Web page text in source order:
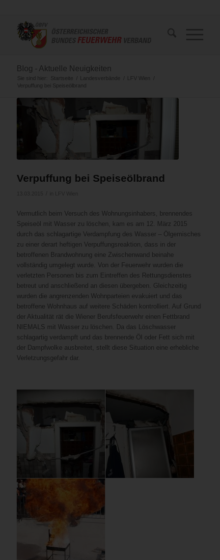
Blog - Aktuelle Neuigkeiten
Sie sind hier: Startseite / Landesverbände / LFV Wien
/
Verpuffung bei Speiseölbrand
Verpuffung bei Speiseölbrand
Vermutlich beim Versuch des Wohnungsinhabers, brennendes
Speiseöl mit Wasser zu löschen, kam es am 12. März 2015
durch das schlagartige Verdampfung des Wasser – Ölgemisches
zu einer derart heftigen Verpuffungsreaktion, dass in der
betroffenen Brandwohnung eine Zwischenwand beinahe
vollständig umgelegt wurde. Von der Feuerwehr wurden die
verletzten Personen bis zum Eintreffen des Rettungsdienstes
betreut und anschließend an diesen übergeben. Gleichzeitig
wurden die angrenzenden Wohnparteien evakuiert und das
betroffene Wohnhaus auf weitere Schäden kontrolliert. Auf Grund
der Aktualität rät die Wiener Berufsfeuerwehr einen Fettbrand
NIEMALS mit Wasser zu löschen. Da das Löschwasser
schlagartig verdampft und das brennende Öl oder Fett sich mit
der Dampfwolke ausbreitet, stellt diese Situation eine erhebliche
Verletzungsgefahr dar.